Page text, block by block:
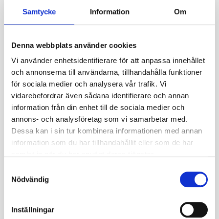
Samtycke Information Om
Denna webbplats använder cookies
Vi använder enhetsidentifierare för att anpassa innehållet
och annonserna till användarna, tillhandahålla funktioner
för sociala medier och analysera vår trafik. Vi
vidarebefordrar även sådana identifierare och annan
information från din enhet till de sociala medier och
annons- och analysföretag som vi samarbetar med.
Dessa kan i sin tur kombinera informationen med annan
information som du har tillhandahållit eller som de har
Nödvändig
Inställningar
✓ Bredd: ca 165–170 mm
✓ Total diameter: ca 410 mm
Belastning & hastighet
✓Max belastning:ca 300 kg
✓Max hastighet: ca 16 km/h
Specifikationer
Nästa inkommande
leveransdatum
2026-08-10
Fabrikat
Nettovikt kg